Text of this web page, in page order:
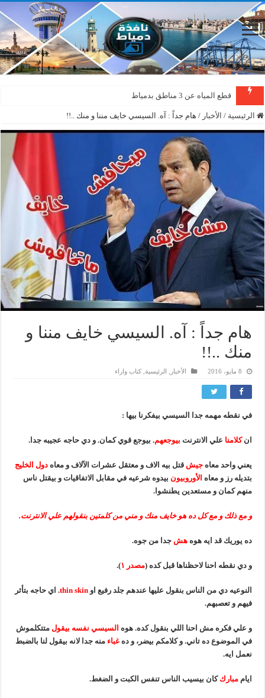
قطع المياه عن 3 مناطق بدمياط
دمياط : سقوط شجرة على الأسلاك الكهربائية بمنطقة المطرى
الرئيسية / الأخبار / هام جداً : آه. السيسي خايف مننا و منك ..!!
هام جداً : آه. السيسي خايف مننا و
منك ..!!
8 مايو، 2016 الأخبار الرئيسية ,كتاب واراء
في نقطه مهمه جدا السيسي بيفكرنا بيها :
انكلامنا علي الانترنت بيوجعهم. بيوجع قوي كمان. و دي حاجه عجيبه جدا.
يعني واحد معاهجيش قتل بيه الاف و معتقل عشرات الآلاف و معاهدول الخليج
بتديله رز و معاه الأوروبيون بيدوه شرعيه في مقابل الاتفاقيات و بيقتل ناس
منهم كمان و مستعدين يطنشوا.
و مع ذلك و مع كل ده هو خايف منك و مني من كلمتين بنقولهم علي الانترنت.
ده يوريك قد ايه هوههش جدا من جوه.
و دي نقطه احنا لاحظناها قبل كده (مصدر ١ ).
النوعيه دي من الناس بنقول عليها عندهم جلد رفيع اوthin skin. اي حاجه بتأثر
فيهم و تعصبهم.
و علي فكره مش احنا اللي بنقول كده. هوه السيسي نفسه بيقول متتكلموش
في الموضوع ده تاني. و كلامكم بيضر، و دهغباء منه جدا لانه بيقول لنا بالضبط
نعمل ايه.
اياممبارك كان بيسيب الناس تنفس الكبت و الضغط.